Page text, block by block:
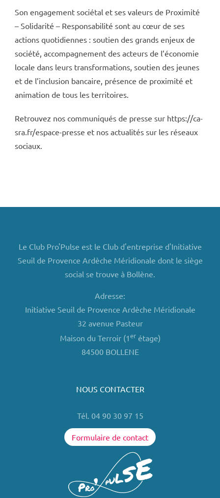
Son engagement sociétal et ses valeurs de Proximité
– Solidarité – Responsabilité sont au cœur de ses
actions quotidiennes : soutien des grands enjeux de
société, accompagnement des acteurs de l’économie
locale dans leurs transformations, soutien des jeunes
et de l’inclusion bancaire, présence de proximité et
animation de tous les territoires.
Retrouvez nos communiqués de presse sur https://ca-
sra.fr/espace-presse et nos actualités sur les réseaux
sociaux.
Le Club Pro'Pulse est le Club d'entreprise d'Initiative
Seuil de Provence Ardèche Méridionale dont le siège
social se trouve à Bollène.
Adresse:
Initiative Seuil de Provence Ardèche Méridionale
32 avenue Pasteur
Maison du Terroir (1erétage)
84500 BOLLENE
NOUS CONTACTER
Tél. 04 90 30 97 15
Formulaire de contact